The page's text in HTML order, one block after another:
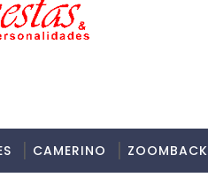
CAMERINO ZOOMBACK